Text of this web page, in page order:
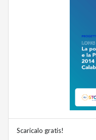
Scaricalo gratis!